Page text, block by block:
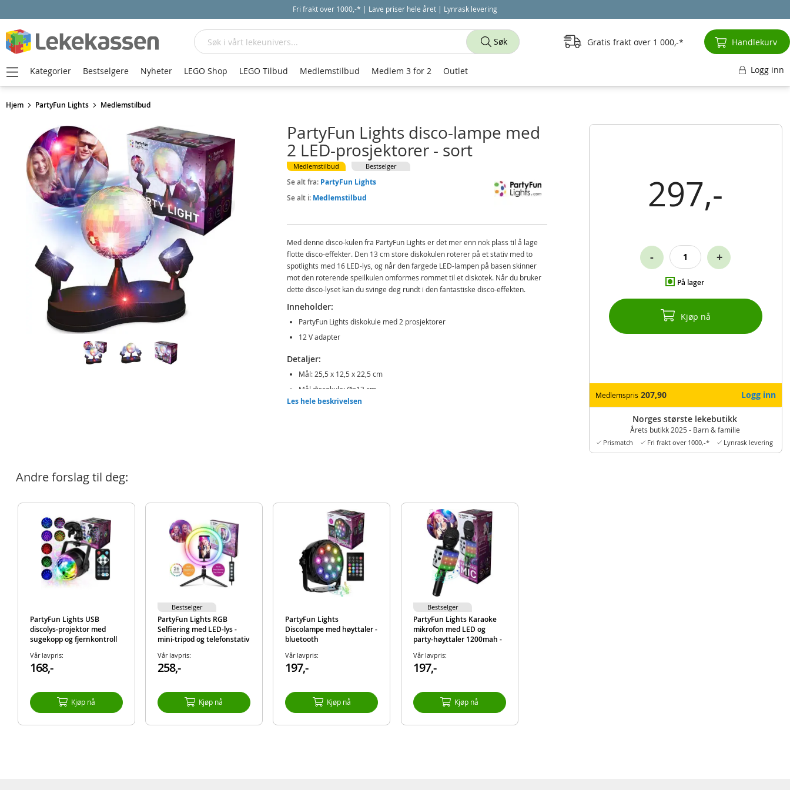
Fri frakt over 1000,-* | Lave priser hele året | Lynrask levering
Hjem PartyFun Lights Medlemstilbud
297,-
På lager
- +
Kjøp nå
Medlemspris 207,90 Logg inn
Norges største lekebutikk
Årets butikk 2025 - Barn & familie
Prismatch Fri frakt over 1000,-* Lynrask levering
PartyFun Lights disco-lampe med
2 LED-prosjektorer - sort
Medlemstilbud Bestselger
Se alt fra: PartyFun Lights
Se alt i: Medlemstilbud
Med denne disco-kulen fra PartyFun Lights er det mer enn nok plass til å lage
flotte disco-effekter. Den 13 cm store diskokulen roterer på et stativ med to
spotlights med 16 LED-lys, og når den fargede LED-lampen på basen skinner
mot den roterende speilkulen omformes rommet til et diskotek. Når du bruker
dette disco-lyset kan du svinge deg rundt i den fantastiske disco-effekten.
Inneholder:
PartyFun Lights diskokule med 2 prosjektorer
12 V adapter
Detaljer:
Mål: 25,5 x 12,5 x 22,5 cm
Mål discokule: Ø=13 cm
Les hele beskrivelsen
Andre forslag til deg:
PartyFun Lights USB
discolys-projektor med
sugekopp og fjernkontroll
Vår lavpris:
168,-
Kjøp nå
PartyFun Lights RGB
Selfiering med LED-lys -
mini-tripod og telefonstativ
Vår lavpris:
258,-
Kjøp nå
Bestselger
PartyFun Lights
Discolampe med høyttaler -
bluetooth
Vår lavpris:
197,-
Kjøp nå
PartyFun Lights Karaoke
mikrofon med LED og
party-høyttaler 1200mah -
Vår lavpris:
197,-
Kjøp nå
Bestselger
Søk
Søk Gratis frakt over 1 000,- Handlekurv
Kategorier Bestselgere Nyheter LEGO Shop LEGO Tilbud Medlemstilbud Medlem 3 for 2 Outlet Logg inn